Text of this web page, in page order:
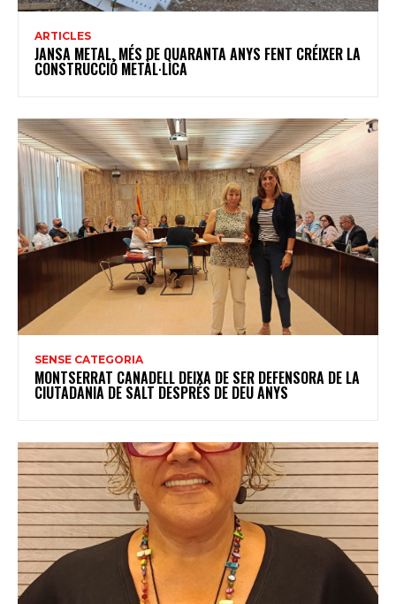
ARTICLES
JANSA METAL, MÉS DE QUARANTA ANYS FENT CRÉIXER LA
CONSTRUCCIÓ METÀL·LICA
SENSE CATEGORIA
MONTSERRAT CANADELL DEIXA DE SER DEFENSORA DE LA
CIUTADANIA DE SALT DESPRÉS DE DEU ANYS